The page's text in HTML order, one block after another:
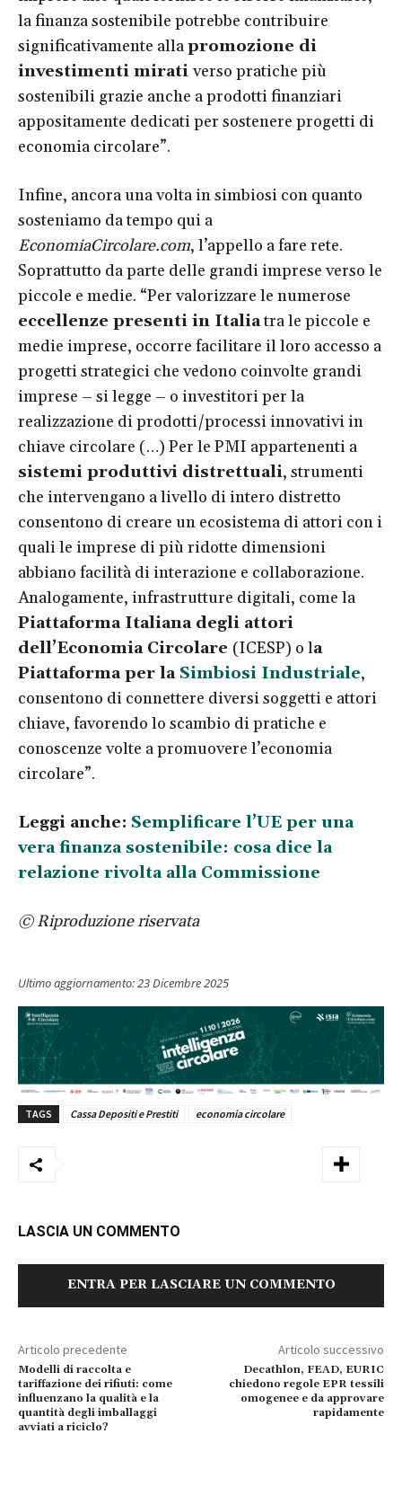
la finanza sostenibile potrebbe contribuire
significativamente allapromozione di
investimenti mirati verso pratiche più
sostenibili grazie anche a prodotti finanziari
appositamente dedicati per sostenere progetti di
economia circolare”.
Infine, ancora una volta in simbiosi con quanto
sosteniamo da tempo qui a
EconomiaCircolare.com, l’appello a fare rete.
Soprattutto da parte delle grandi imprese verso le
piccole e medie. “Per valorizzare le numerose
eccellenze presenti in Italiatra le piccole e
medie imprese, occorre facilitare il loro accesso a
progetti strategici che vedono coinvolte grandi
imprese – si legge – o investitori per la
realizzazione di prodotti/processi innovativi in
chiave circolare (…) Per le PMI appartenenti a
sistemi produttivi distrettuali, strumenti
che intervengano a livello di intero distretto
consentono di creare un ecosistema di attori con i
quali le imprese di più ridotte dimensioni
abbiano facilità di interazione e collaborazione.
Analogamente, infrastrutture digitali, come la
Piattaforma Italiana degli attori
dell’Economia Circolare (ICESP) o la
Piattaforma per la Simbiosi Industriale,
consentono di connettere diversi soggetti e attori
chiave, favorendo lo scambio di pratiche e
conoscenze volte a promuovere l’economia
circolare”.
Leggi anche: Semplificare l’UE per una
vera finanza sostenibile: cosa dice la
relazione rivolta alla Commissione
© Riproduzione riservata
Ultimo aggiornamento:23 Dicembre 2025
TAGS Cassa Depositi e Prestiti economia circolare
LASCIA UN COMMENTO
ENTRA PER LASCIARE UN COMMENTO
Articolo precedente
Modelli di raccolta e
tariffazione dei rifiuti: come
influenzano la qualità e la
quantità degli imballaggi
avviati a riciclo?
Articolo successivo
Decathlon, FEAD, EURIC
chiedono regole EPR tessili
omogenee e da approvare
rapidamente